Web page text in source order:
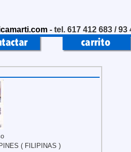
- tel. 617 412 683 / 93
( FILIPINAS )